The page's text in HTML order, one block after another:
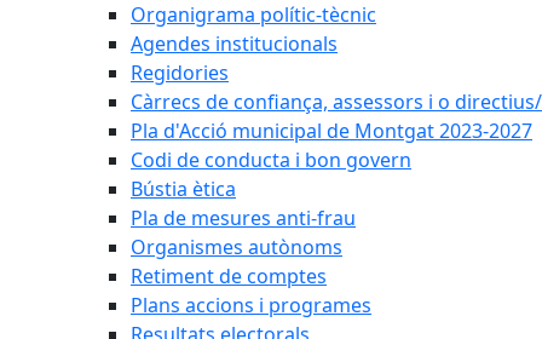
Organigrama polític-tècnic
Agendes institucionals
Regidories
Càrrecs de confiança, assessors i o
Pla d'Acció municipal de Montgat 2023-2027
Codi de conducta i bon govern
Bústia ètica
Pla de mesures anti-frau
Organismes autònoms
Retiment de comptes
Plans accions i programes